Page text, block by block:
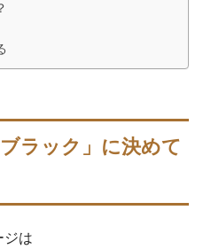
ラック」に決めて
ジは